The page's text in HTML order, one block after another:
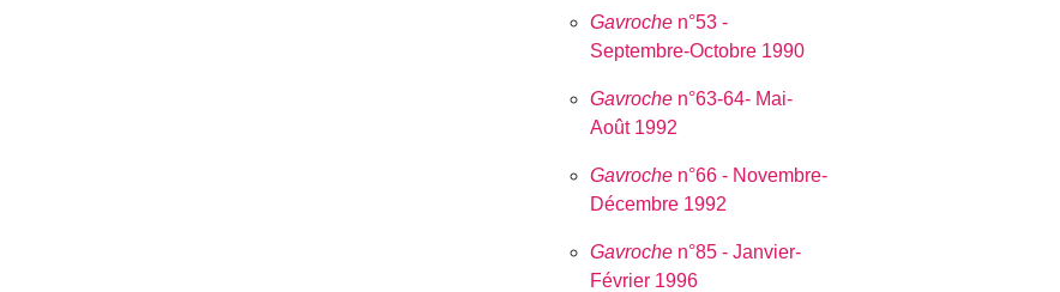
Gavroche n°53 -
Septembre-Octobre 1990
Gavroche n°63-64- Mai-
Août 1992
Gavroche n°66 - Novembre-
Décembre 1992
Gavroche n°85 - Janvier-
Février 1996